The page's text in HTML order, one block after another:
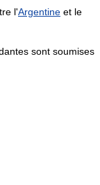
l'Argentine et le
sont soumises